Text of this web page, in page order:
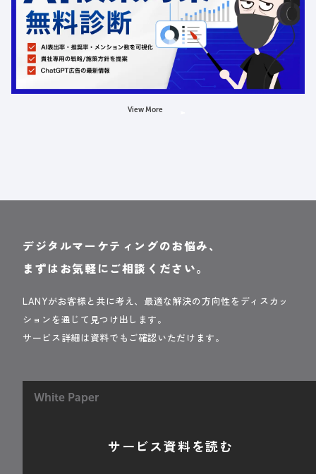
定員数：500名
金額：無料
場所：オンライン
LLMO 広告
View More
デジタルマーケティングのお悩み、
まずはお気軽にご相談ください。
LANYがお客様と共に考え、最適な解決の方向性をディスカッ
ションを通じて見つけ出します。
サービス詳細は資料でもご確認いただけます。
White Paper
サービス資料を読む